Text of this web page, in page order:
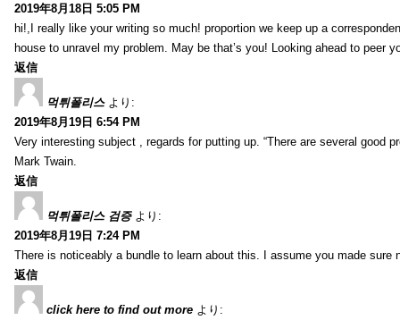
2019年8月18日 5:05 PM
hi!,I really like your writing so much! proportion we keep up a
house to unravel my problem. May be that’s you! Looking ahead to peer
返信
먹튀폴리스 より:
2019年8月19日 6:54 PM
Very interesting subject , regards for putting up. “There are several good
Mark Twain.
返信
먹튀폴리스 검증 より:
2019年8月19日 7:24 PM
There is noticeably a bundle to learn about this. I assume you made sure
返信
click here to find out more より: